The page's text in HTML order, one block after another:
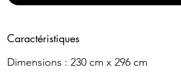
Caractéristiques
Dimensions : 230 cm x 296 cm